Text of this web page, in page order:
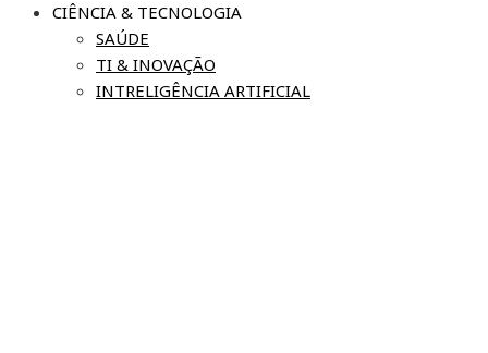
CIÊNCIA & TECNOLOGIA
SAÚDE
TI & INOVAÇÃO
INTRELIGÊNCIA ARTIFICIAL